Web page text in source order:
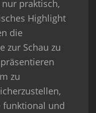
praktisch,
Highlight
die
zur Schau zu
zu
funktional und